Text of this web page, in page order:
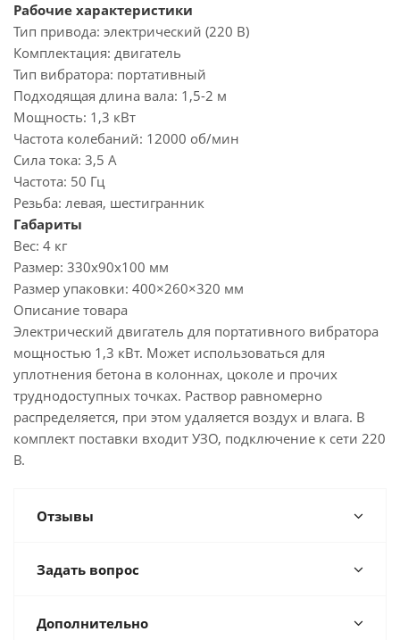
Рабочие характеристики
Тип привода: электрический (220 В)
Комплектация: двигатель
Тип вибратора: портативный
Подходящая длина вала: 1,5-2 м
Мощность: 1,3 кВт
Частота колебаний: 12000 об/мин
Сила тока: 3,5 А
Частота: 50 Гц
Резьба: левая, шестигранник
Габариты
Вес: 4 кг
Размер: 330х90х100 мм
Размер упаковки: 400×260×320 мм
Описание товара
Электрический двигатель для портативного вибратора
мощностью 1,3 кВт. Может использоваться для
уплотнения бетона в колоннах, цоколе и прочих
труднодоступных точках. Раствор равномерно
распределяется, при этом удаляется воздух и влага. В
комплект поставки входит УЗО, подключение к сети 220
В.
Отзывы
Задать вопрос
Дополнительно